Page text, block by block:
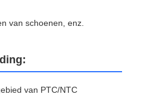
van schoenen, enz.
van PTC/NTC